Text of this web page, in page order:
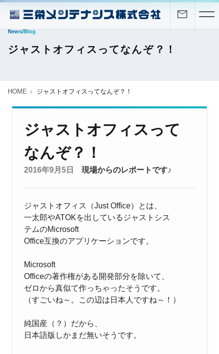
News/Blog
ジャストオフィスってなんぞ？！
HOME ジャストオフィスってなんぞ？！
ジャストオフィスって
なんぞ？！
2016年9月5日 現場からのレポートです♪
ジャストオフィス（Just Office）とは、
一太郎やATOKを出しているジャストシス
テムのMicrosoft
Office互換のアプリケーションです。
Microsoft
Officeの著作権がある開発部分を除いて、
ゼロから真似て作っちゃったそうです。
（すごいね～。この辺は日本人ですね～！）
純国産（？）だから、
日本語版しかまだ無いそうです。